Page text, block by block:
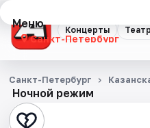
Концерты Театр
Меню
Санкт-Петербург
Концерты
Театр
Ночной режим
Санкт-Петербург